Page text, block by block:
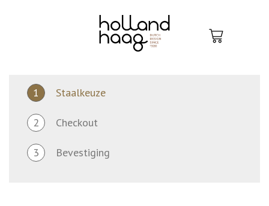
1 Staalkeuze
2 Checkout
3 Bevestiging